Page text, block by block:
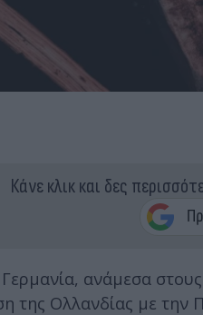
Κάνε κλικ και δες
ανάμεσα
της Ολλανδίας με την